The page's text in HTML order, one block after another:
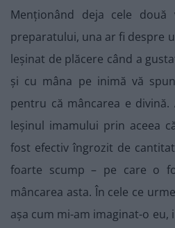
Menționând deja cele
preparatului, una ar fi despre
leșinat de plăcere când a
și cu mâna pe inimă vă
pentru că mâncarea e divină.
leșinul imamului prin aceea
fost efectiv îngrozit de
foarte scump – pe care o
mâncarea asta. În cele ce
așa cum mi-am imaginat-o